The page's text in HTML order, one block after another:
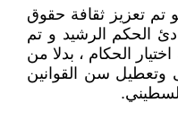
تم تعزيز ثقافة حقوق
الحكم الرشيد و تم
الحكام ، بدلا من
وتعطيل سن القوانين